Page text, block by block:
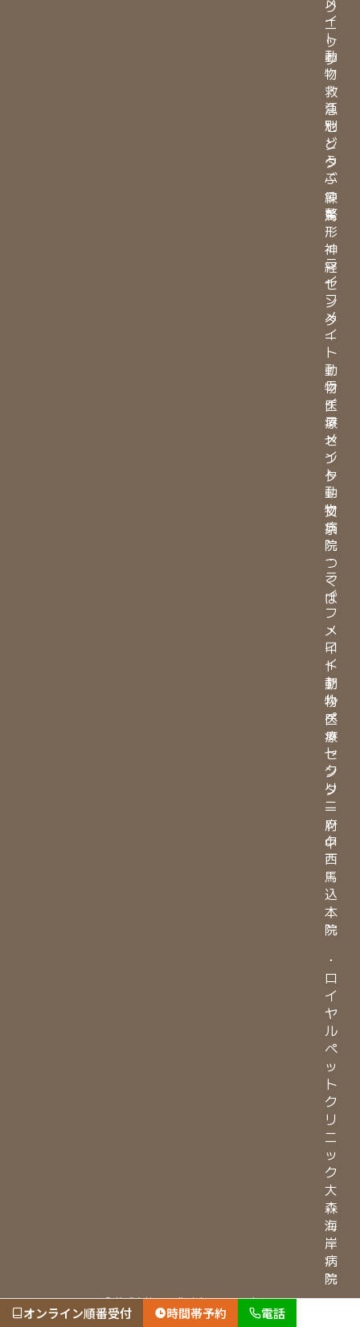
オンライン順番受付 時間帯予約 電話
リ
ニ
ッ
ク
・
江
別
ど
う
ぶ
つ
整
形
神
経
セ
ン
タ
ー
・
ラ
イ
フ
メ
イ
ト
動
物
病
院
つ
く
ば
・
ロ
イ
ヤ
ル
ペ
ッ
ト
ク
リ
ニ
ッ
ク
西
馬
込
本
院
・
ロ
イ
ヤ
ル
ペ
ッ
ト
ク
リ
ニ
ッ
ク
大
森
海
岸
病
院
イ
ト
動
物
救
急
セ
ン
タ
ー
練
馬
・
ラ
イ
フ
メ
イ
ト
動
物
医
療
セ
ン
タ
ー
文
京
・
ラ
イ
フ
メ
イ
ト
動
物
医
療
セ
ン
タ
ー
府
中
© 株式会社LVG All Rights Reserved.